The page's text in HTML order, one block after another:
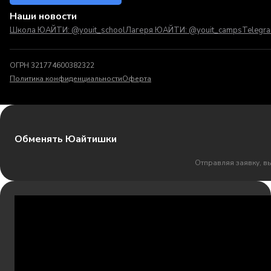
Наши новости
Школа ЮАЙТИ: @youit_schoolЛагеря ЮАЙТИ: @youit_camps
ОГРН 321774600382322
Политика конфиденциальностиОферта
Обменять Юайтишки
Отправляя заявку,